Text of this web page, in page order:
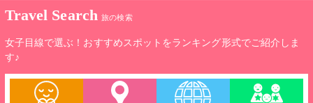
Travel Search 旅の検索
女子目線で選ぶ！おすすめスポットをランキング形式でご紹介しま
す♪